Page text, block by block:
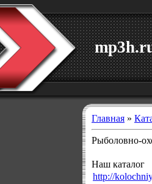
Главная »
Рыболовно-
Наш каталог
http://